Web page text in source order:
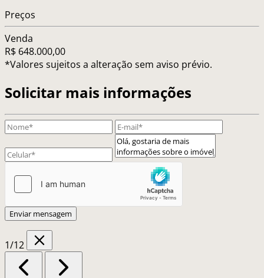
Preços
Venda
R$ 648.000,00
*Valores sujeitos a alteração sem aviso prévio.
Solicitar mais informações
Enviar mensagem
1/12